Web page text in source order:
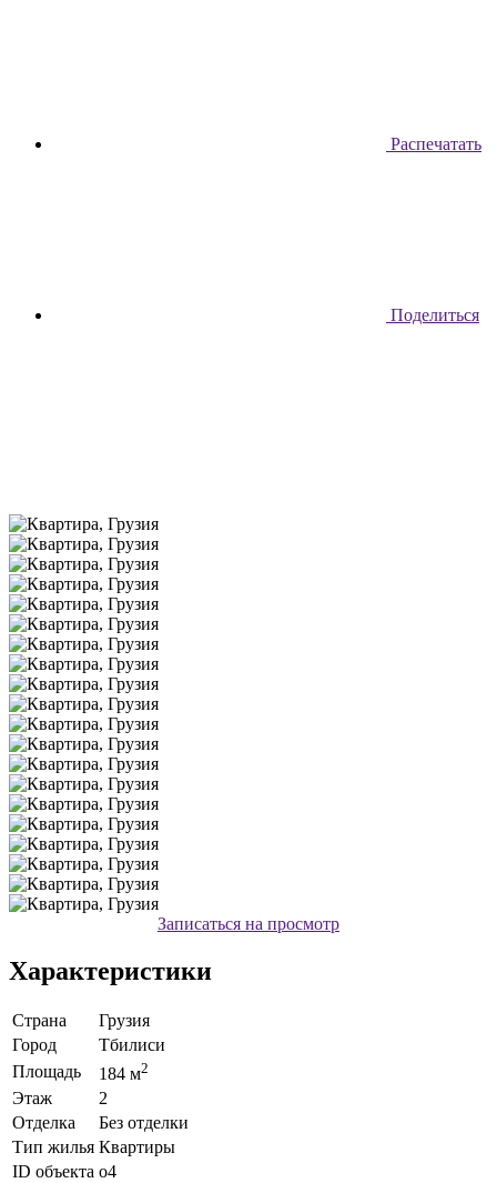
Распечатать
Поделиться
Записаться на просмотр
Характеристики
Страна
Грузия
Город
Тбилиси
Площадь
184 м2
Этаж
2
Отделка
Без отделки
Тип жилья Квартиры
ID объекта o4